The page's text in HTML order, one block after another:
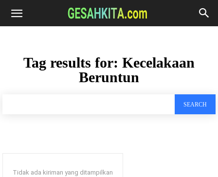
Tag results for: Kecelakaan
Beruntun
SEARCH
Tidak ada kiriman yang ditampilkan